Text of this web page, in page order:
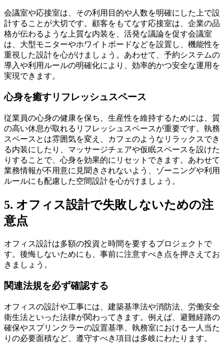
会議室や応接室は、その利用目的や人数を明確にした上で設
計することが大切です。顧客をもてなす応接室は、企業の品
格が伝わるような上質な内装を、活発な議論を促す会議室
は、大型モニターやホワイトボードなどを設置し、機能性を
重視した設計を心がけましょう。あわせて、予約システムの
導入や利用ルールの明確化により、効率的かつ安全な運用を
実現できます。
心身を癒すリフレッシュスペース
従業員の心身の健康を保ち、生産性を維持するためには、質
の高い休息が取れるリフレッシュスペースが重要です。執務
スペースとは雰囲気を変え、カフェのようなリラックスでき
る内装にしたり、マッサージチェアや仮眠スペースを設けた
りすることで、心身を効果的にリセットできます。あわせて
業務情報が不用意に見聞きされないよう、ゾーニングや利用
ルールにも配慮した空間設計を心がけましょう。
5. オフィス設計で失敗しないための注
意点
オフィス設計は多額の投資と時間を要するプロジェクトで
す。後悔しないためにも、事前に注意すべき点を押さえてお
きましょう。
関連法規を必ず確認する
オフィスの設計や工事には、建築基準法や消防法、労働安全
衛生法といった法律が関わってきます。例えば、避難経路の
確保やスプリンクラーの設置基準、執務室における一人当た
りの必要面積など、遵守すべき項目は多岐にわたります。